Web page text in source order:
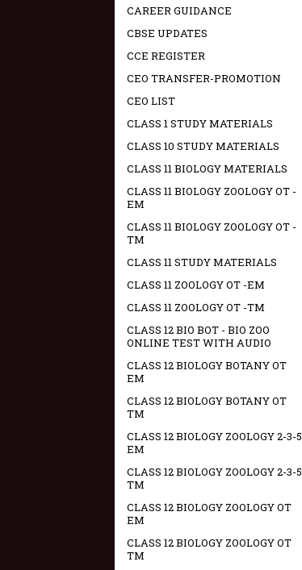
CAREER GUIDANCE
CBSE UPDATES
CCE REGISTER
CEO TRANSFER-PROMOTION
CEO LIST
CLASS 1 STUDY MATERIALS
CLASS 10 STUDY MATERIALS
CLASS 11 BIOLOGY MATERIALS
CLASS 11 BIOLOGY ZOOLOGY OT -
EM
CLASS 11 BIOLOGY ZOOLOGY OT -
TM
CLASS 11 STUDY MATERIALS
CLASS 11 ZOOLOGY OT -EM
CLASS 11 ZOOLOGY OT -TM
CLASS 12 BIO BOT - BIO ZOO
ONLINE TEST WITH AUDIO
CLASS 12 BIOLOGY BOTANY OT
EM
CLASS 12 BIOLOGY BOTANY OT
TM
CLASS 12 BIOLOGY ZOOLOGY 2-3-5
EM
CLASS 12 BIOLOGY ZOOLOGY 2-3-5
TM
CLASS 12 BIOLOGY ZOOLOGY OT
EM
CLASS 12 BIOLOGY ZOOLOGY OT
TM